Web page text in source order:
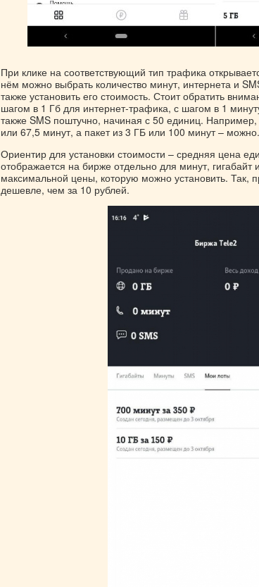
При клике на соответствующий тип трафика
нём можно выбрать количество минут, интернета и
также установить его стоимость. Стоит обратить
шагом в 1 Гб для интернет-трафика, с шагом в 1
также SMS поштучно, начиная с 50 единиц.
или 67,5 минут, а пакет из 3 ГБ или 100 минут – можно.
Ориентир для установки стоимости – средняя цена
отображается на бирже отдельно для минут,
максимальной цены, которую можно установить. Так,
дешевле, чем за 10 рублей.